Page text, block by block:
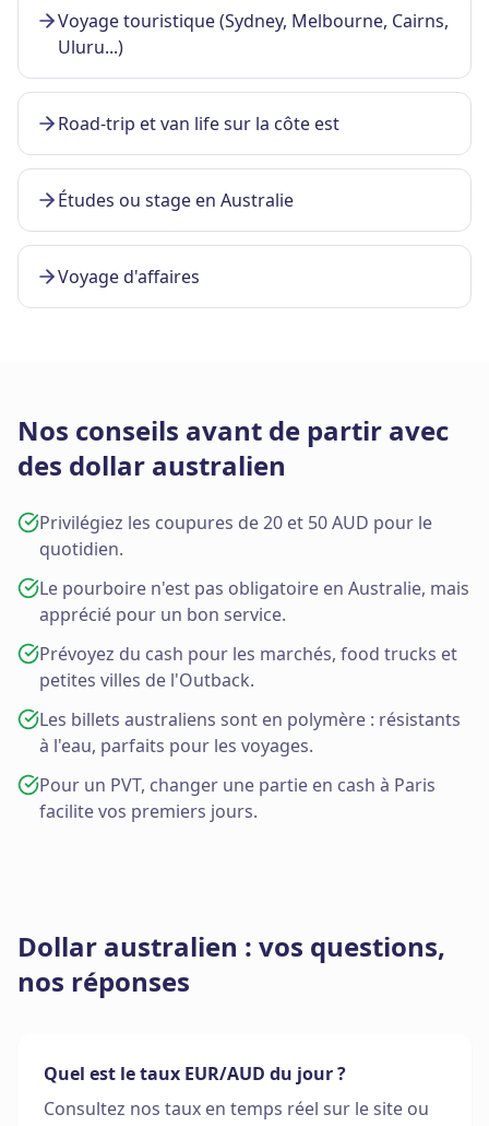
Voyage touristique (Sydney, Melbourne, Cairns,
Uluru...)
Road-trip et van life sur la côte est
Études ou stage en Australie
Voyage d'affaires
Nos conseils avant de partir avec
des dollar australien
Privilégiez les coupures de 20 et 50 AUD pour le
quotidien.
Le pourboire n'est pas obligatoire en Australie, mais
apprécié pour un bon service.
Prévoyez du cash pour les marchés, food trucks et
petites villes de l'Outback.
Les billets australiens sont en polymère : résistants
à l'eau, parfaits pour les voyages.
Pour un PVT, changer une partie en cash à Paris
facilite vos premiers jours.
Dollar australien : vos questions,
nos réponses
Quel est le taux EUR/AUD du jour ?
Consultez nos taux en temps réel sur le site ou